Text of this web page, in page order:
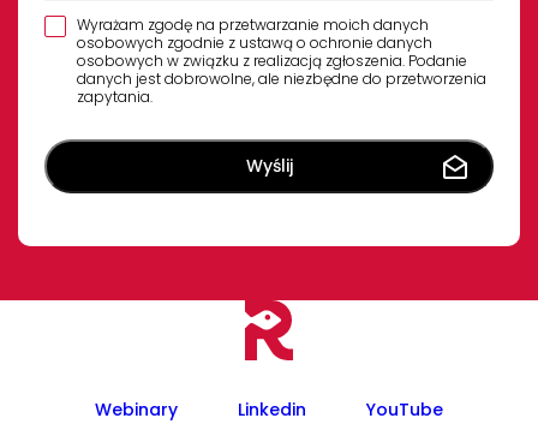
Wyrażam zgodę na przetwarzanie moich danych
osobowych zgodnie z ustawą o ochronie danych
osobowych w związku z realizacją zgłoszenia. Podanie
danych jest dobrowolne, ale niezbędne do przetworzenia
zapytania.
Webinary Linkedin YouTube